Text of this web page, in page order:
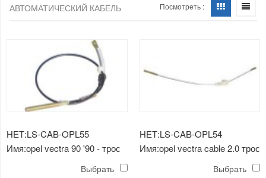
АВТОМАТИЧЕСКИЙ КАБЕЛЬ Посмотреть :
НЕТ:LS-CAB-OPL55
Имя:opel vectra 90 '90 - трос
Выбрать
НЕТ:LS-CAB-OPL54
Имя:opel vectra cable 2.0 трос
Выбрать